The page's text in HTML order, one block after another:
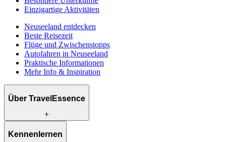
Einzigartige Aktivitäten
Neuseeland entdecken
Beste Reisezeit
Flüge und Zwischenstopps
Autofahren in Neuseeland
Praktische Informationen
Mehr Info & Inspiration
Über TravelEssence
Was wir anbieten
Kennenlernen